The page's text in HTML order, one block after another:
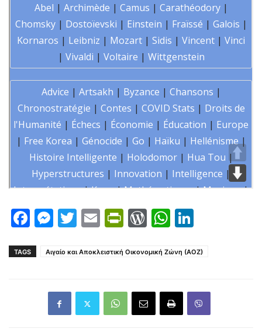
Facebook
Messenger
Twitter
EmailPrintFriendly
WordPress
WhatsApp
TAGS Αιγαίο και Αποκλειστική Οικονομική Ζώνη (ΑΟΖ)